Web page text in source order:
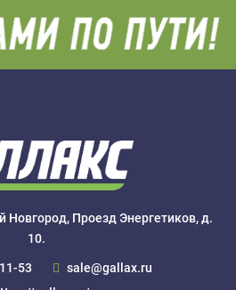
Новгород, Проезд Энергетиков, д.
10.
53
sale@gallax.ru